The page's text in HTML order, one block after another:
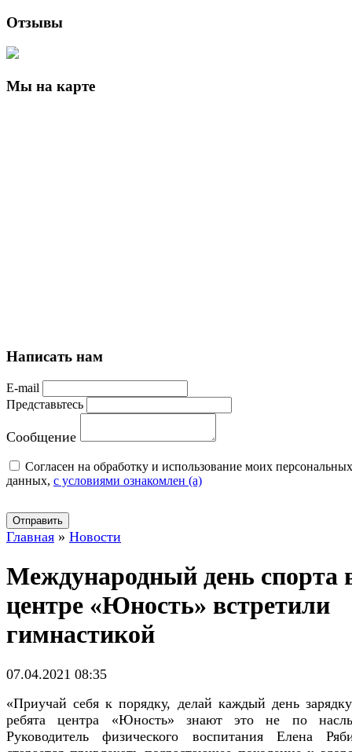
Отзывы
Мы на карте
Написать нам
E-mail
Представьтесь
Сообщение
Cогласен на обработку и использование моих персональных
данных, с условиями ознакомлен (а)
Отправить
Главная » Новости
Международный день спорта
центре «Юность» встретили
гимнастикой
07.04.2021 08:35
«Приучай себя к порядку, делай каждый день
ребята центра «Юность» знают это не по
Руководитель физического воспитания Елена